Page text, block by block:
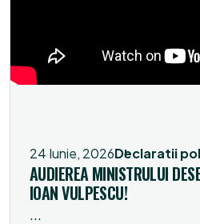
24 Iunie, 2026Declaratii
AUDIEREA MINISTRULUI
IOAN VULPESCU!
...